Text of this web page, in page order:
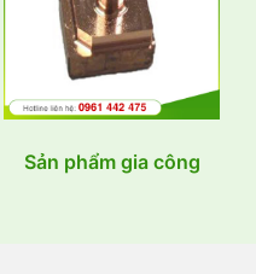
Sản phẩm gia công